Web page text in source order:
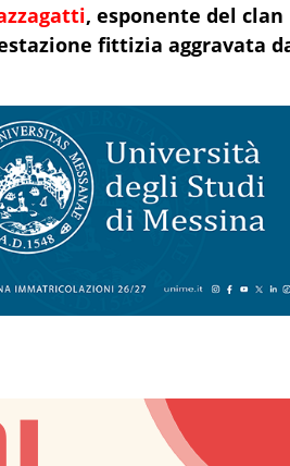
, esponente del clan
fittizia aggravata